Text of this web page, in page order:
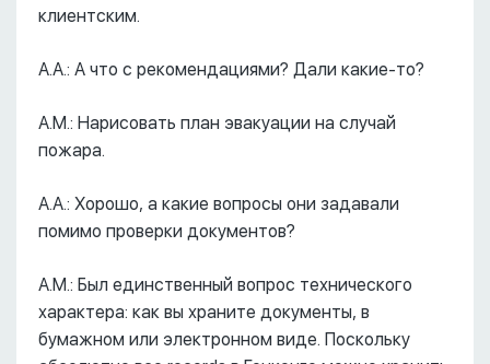
клиентским.
А.А.: А что с рекомендациями? Дали какие-то?
А.М.: Нарисовать план эвакуации на случай
пожара.
А.А.: Хорошо, а какие вопросы они задавали
помимо проверки документов?
А.М.: Был единственный вопрос технического
характера: как вы храните документы, в
бумажном или электронном виде. Поскольку